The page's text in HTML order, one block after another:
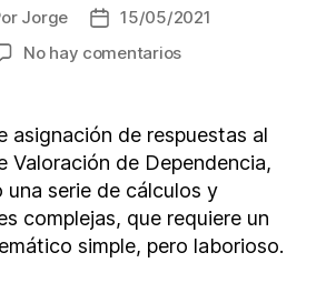
Jorge
Fecha15/05/2021
No hay comentariosen
dependencia
asignación de respuestas al
Valoración de Dependencia,
una serie de cálculos y
complejas, que requiere un
simple, pero laborioso.